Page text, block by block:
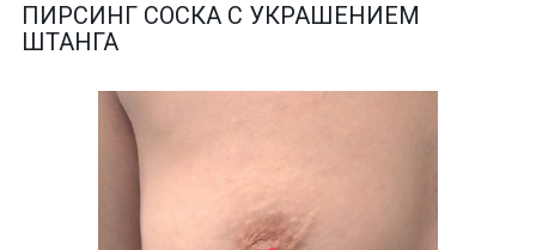
ПИРСИНГ СОСКА С УКРАШЕНИЕМ
ШТАНГА